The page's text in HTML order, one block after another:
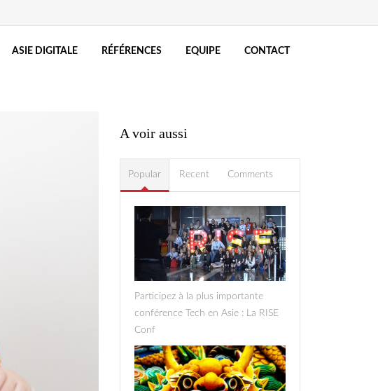
ASIE DIGITALE RÉFÉRENCES EQUIPE CONTACT
A voir aussi
Popular Recent Comments
rise2.jpg
Participez à la plus importante
conférence Tech en Asie : La RISE
Conf
dragon.png